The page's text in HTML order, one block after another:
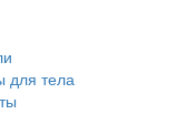
для тела